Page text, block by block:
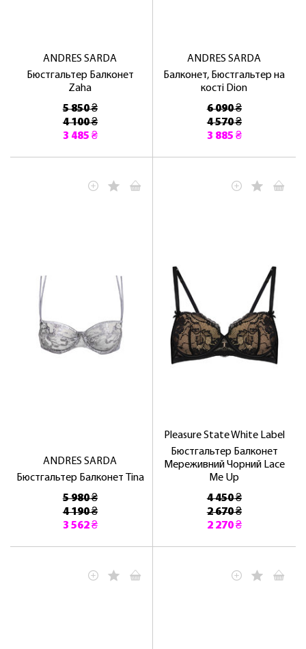
ANDRES SARDA
Бюстгальтер Балконет
Zaha
5 850 ₴
4 100 ₴
3 485 ₴
ANDRES SARDA
Балконет, Бюстгальтер на
кості Dion
6 090 ₴
4 570 ₴
3 885 ₴
ANDRES SARDA
Бюстгальтер Балконет Tina
5 980 ₴
4 190 ₴
3 562 ₴
Pleasure State White Label
Бюстгальтер Балконет
Мереживний Чорний Lace
Me Up
4 450 ₴
2 670 ₴
2 270 ₴